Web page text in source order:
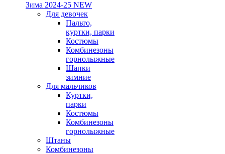
Зима 2024-25 NEW
Для девочек
Пальто,
куртки, парки
Костюмы
Комбинезоны
горнолыжные
Шапки
зимние
Для мальчиков
Куртки,
парки
Костюмы
Комбинезоны
горнолыжные
Штаны
Комбинезоны